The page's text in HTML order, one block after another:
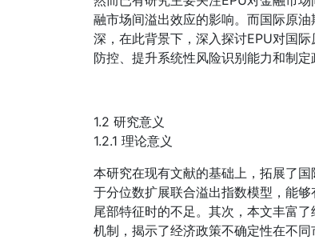
融市场间溢出效应的影响。而国际原
深，在此背景下，深入探讨EPU对国
防控、提升系统性风险识别能力和制定
1.2 研究意义
1.2.1 理论意义
本研究在现有文献的基础上，拓展了
于分位数扩展联合溢出指数模型，能
尾部特征时的不足。其次，本文丰富
机制，揭示了经济政策不确定性在不